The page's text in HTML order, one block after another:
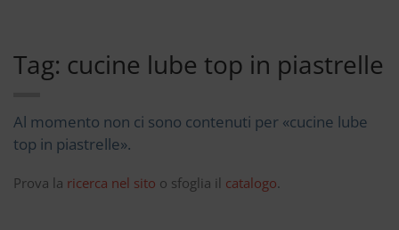
Tag: cucine lube top in piastrelle
Al momento non ci sono contenuti per «cucine lube
top in piastrelle».
Prova la ricerca nel sito o sfoglia il catalogo.